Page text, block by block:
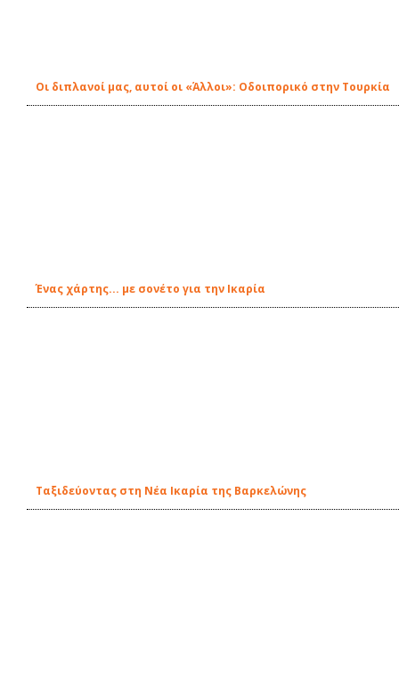
Οι διπλανοί μας, αυτοί οι «Άλλοι»: Οδοιπορικό στην Τουρκία
Ένας χάρτης... με σονέτο για την Ικαρία
Ταξιδεύοντας στη Νέα Ικαρία της Βαρκελώνης